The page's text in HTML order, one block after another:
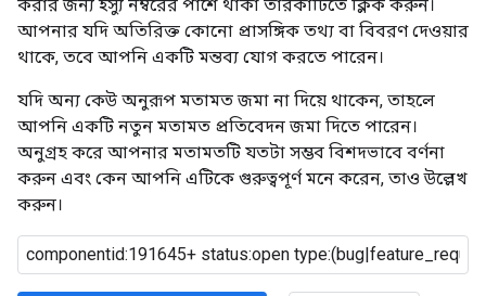
করার জন্য ইস্যু নম্বরের পাশে থাকা তারকাটিতে ক্লিক করুন।
আপনার যদি অতিরিক্ত কোনো প্রাসঙ্গিক তথ্য বা বিবরণ দেওয়ার
থাকে, তবে আপনি একটি মন্তব্য যোগ করতে পারেন।
যদি অন্য কেউ অনুরূপ মতামত জমা না দিয়ে থাকেন, তাহলে
আপনি একটি নতুন মতামত প্রতিবেদন জমা দিতে পারেন।
অনুগ্রহ করে আপনার মতামতটি যতটা সম্ভব বিশদভাবে বর্ণনা
করুন এবং কেন আপনি এটিকে গুরুত্বপূর্ণ মনে করেন, তাও উল্লেখ
করুন।